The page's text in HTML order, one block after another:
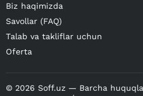
Biz haqimizda
Savollar (FAQ)
Talab va takliflar uchun
Oferta
© 2026 Soff.uz — Barcha